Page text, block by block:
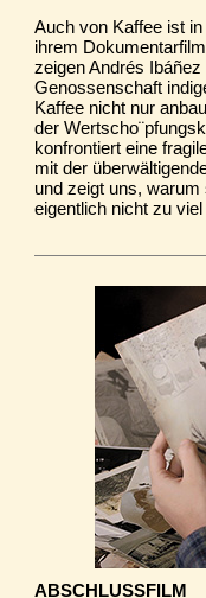
Auch von Kaffee ist
ihrem Dokumentarfilm
zeigen Andrés
Genossenschaft
Kaffee nicht nur
der
konfrontiert eine
mit der
und zeigt uns,
eigentlich nicht zu viel
ABSCHLUSSFILM